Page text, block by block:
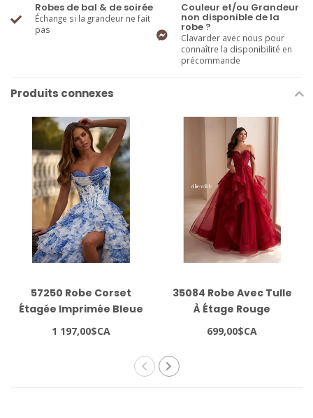
Robes de bal & de soirée
Échange si la grandeur ne fait
pas
Couleur et/ou Grandeur
non disponible de la
robe ?
Clavarder avec nous pour
connaître la disponibilité en
précommande
Produits connexes
57250 Robe Corset
Étagée Imprimée Bleue
1 197,00$CA
35084 Robe Avec Tulle
À Étage Rouge
699,00$CA